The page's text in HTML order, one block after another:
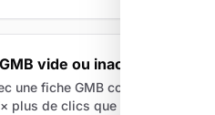
vide ou inactive
une fiche GMB complète
plus de clics que celles